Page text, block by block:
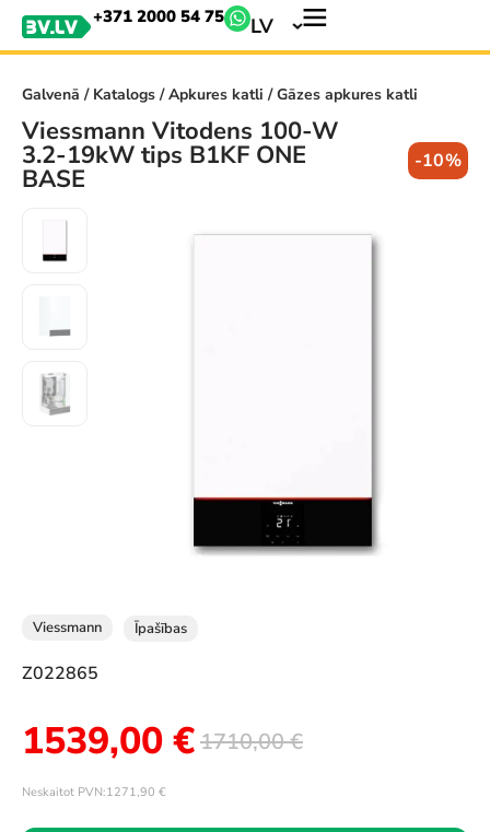
+371 2000 54 75 LV
Galvenā / Katalogs/Apkures katli / Gāzes apkures katli
Viessmann Vitodens 100-W
3.2-19kW tips B1KF ONE
BASE
-10%
Viessmann Īpašības
Z022865
1710,00€
1539,00€
Neskaitot PVN:1271,90 €